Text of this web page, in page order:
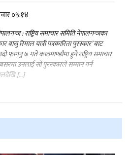
०५:१४
: राष्ट्रिय समाचार समिति नेपालगन्जका
बासु रिमाल यात्री पत्रकारिता पुरस्कार’ बाट
७ गते काठमाण्डौमा हुने राष्ट्रिय समाचार
उनलाई सो पुरस्कारले सम्मान गर्न
[…]